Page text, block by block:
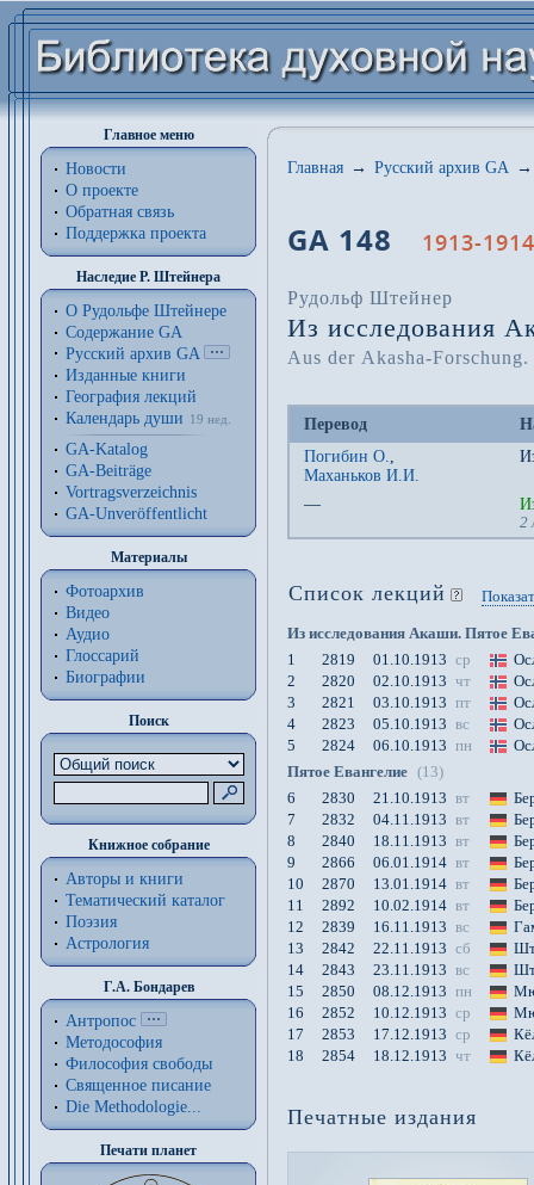
Главное меню
Новости
О проекте
Обратная связь
Поддержка проекта
Наследие Р. Штейнера
О Рудольфе Штейнере
Содержание GA
Русский архив GA
Изданные книги
География лекций
Календарь души
19 нед.
GA-Katalog
GA-Beiträge
Vortragsverzeichnis
GA-Unveröffentlicht
Материалы
Фотоархив
Видео
Аудио
Глоссарий
Биографии
Поиск
Книжное собрание
Авторы и книги
Тематический каталог
Поэзия
Астрология
Г.А. Бондарев
Антропос
Методософия
Философия cвободы
Священное писание
Die Methodologie...
Печати планет
Главная → Русский архив GA →
GA 148 1913-
Рудольф Штейнер
Из исследования
Aus der Akasha-
Перевод
Погибин О.
Маханьков И.И.
—
2
Список лекций
Из исследования Акаши. Пятое
1
2819 01.10.1913 ср
2
2820 02.10.1913 чт
3
2821 03.10.1913 пт
4
2823 05.10.1913 вс
5
2824 06.10.1913 пн
Пятое Евангелие (13)
6
2830 21.10.1913 вт
7
2832 04.11.1913 вт
8
2840 18.11.1913 вт
9
2866 06.01.1914 вт
10
2870 13.01.1914 вт
11
2892 10.02.1914 вт
12
2839 16.11.1913 вс
13
2842 22.11.1913 сб
14
2843 23.11.1913 вс
15
2850 08.12.1913 пн
16
2852 10.12.1913 ср
17
2853 17.12.1913 ср
18
2854 18.12.1913 чт
Печатные издания